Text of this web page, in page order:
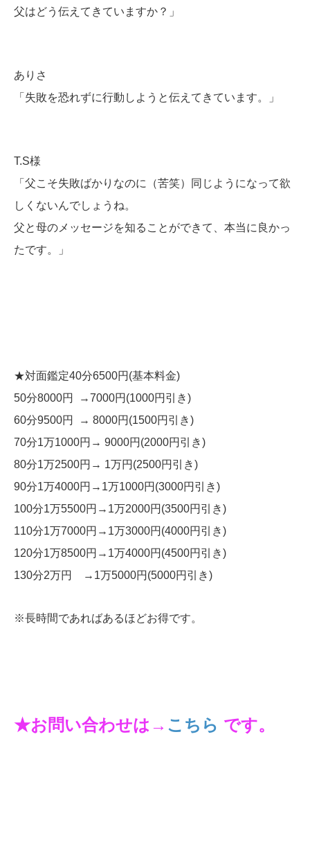
父はどう伝えてきていますか？」
ありさ
「失敗を恐れずに行動しようと伝えてきています。」
T.S様
「父こそ失敗ばかりなのに（苦笑）同じようになって欲
しくないんでしょうね。
父と母のメッセージを知ることができて、本当に良かっ
たです。」
★対面鑑定40分6500円(基本料金)
50分8000円 →7000円(1000円引き)
60分9500円 → 8000円(1500円引き)
70分1万1000円→ 9000円(2000円引き)
80分1万2500円→ 1万円(2500円引き)
90分1万4000円→1万1000円(3000円引き)
100分1万5500円→1万2000円(3500円引き)
110分1万7000円→1万3000円(4000円引き)
120分1万8500円→1万4000円(4500円引き)
130分2万円 →1万5000円(5000円引き)
※長時間であればあるほどお得です。
★お問い合わせは→ こちら です。